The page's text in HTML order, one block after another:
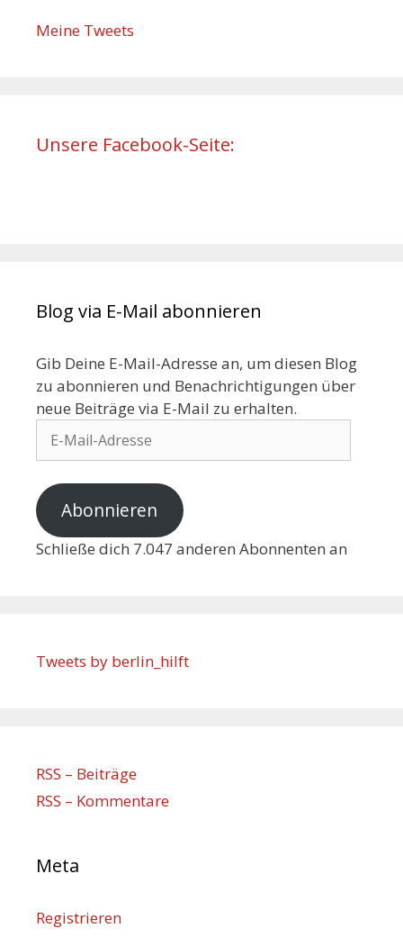
Meine Tweets
Unsere Facebook-Seite:
Blog via E-Mail abonnieren
Gib Deine E-Mail-Adresse an, um diesen Blog
zu abonnieren und Benachrichtigungen über
neue Beiträge via E-Mail zu erhalten.
Abonnieren
Schließe dich 7.047 anderen Abonnenten an
Tweets by berlin_hilft
RSS – Beiträge
RSS – Kommentare
Meta
Registrieren